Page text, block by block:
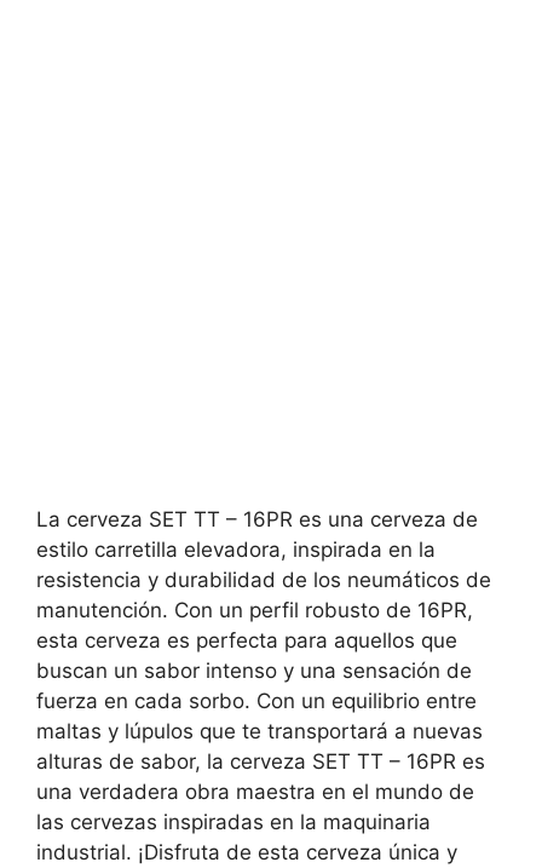
La cerveza SET TT – 16PR es una cerveza de
estilo carretilla elevadora, inspirada en la
resistencia y durabilidad de los neumáticos de
manutención. Con un perfil robusto de 16PR,
esta cerveza es perfecta para aquellos que
buscan un sabor intenso y una sensación de
fuerza en cada sorbo. Con un equilibrio entre
maltas y lúpulos que te transportará a nuevas
alturas de sabor, la cerveza SET TT – 16PR es
una verdadera obra maestra en el mundo de
las cervezas inspiradas en la maquinaria
industrial. ¡Disfruta de esta cerveza única y